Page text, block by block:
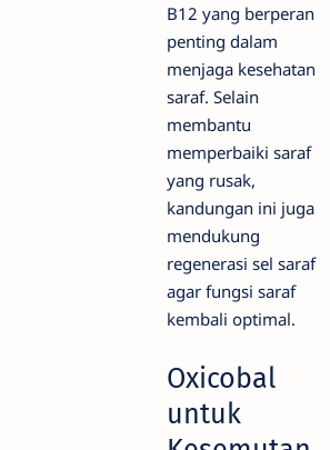
B12 yang berperan
penting dalam
menjaga kesehatan
saraf. Selain
membantu
memperbaiki saraf
yang rusak,
kandungan ini juga
mendukung
regenerasi sel saraf
agar fungsi saraf
kembali optimal.
Oxicobal
untuk